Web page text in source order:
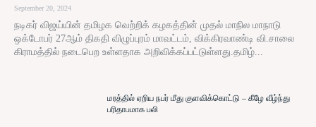
September 20, 2024
நடிகர் விஜய்யின் தமிழக வெற்றிக் கழகத்தின் முதல் மாநில மாநாடு
ஒக்டோபர் 27ஆம் திகதி விழுப்புரம் மாவட்டம், விக்கிரவாண்டி வி.சாலை
கிராமத்தில் நடைபெற உள்ளதாக அறிவிக்கப்பட்டுள்ளது.தமிழ்...
மரத்தில் ஏறிய நபர் மீது குளவிக்கொட்டு – கீழே வீழ்ந்து
பரிதாபமாக பலி